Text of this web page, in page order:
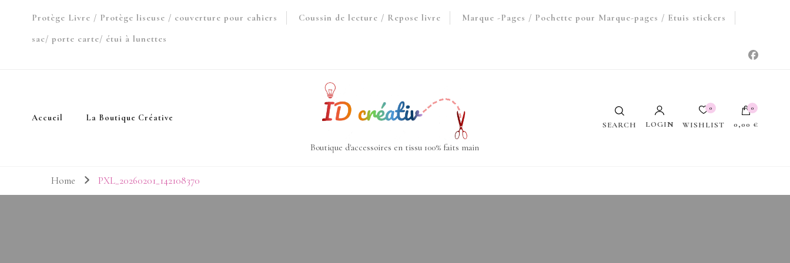
Protège Livre / Protège liseuse / couverture pour cahiers Coussin de lecture / Repose livre
Marque -Pages / Pochette pour Marque-pages / Etuis stickers
sac/ porte carte/ étui à lunettes
Accueil La Boutique Créative
Boutique d'accessoires en tissu 100% faits main
SEARCH LOGIN
0
WISHLIST
0
0,00 €
Home
PXL_20260201_142108370